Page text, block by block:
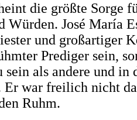
die größte Sorge
José María
und großartiger
Prediger sein,
als andere und in
Er war freilich nicht
Ruhm.